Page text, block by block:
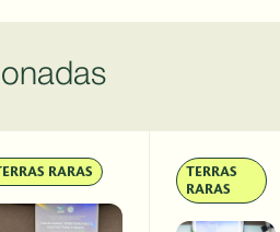
RARAS
TERRAS
RARAS